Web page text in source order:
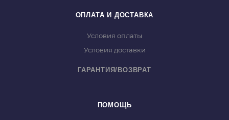
ОПЛАТА И ДОСТАВКА
Условия оплаты
Условия доставки
ГАРАНТИЯ/ВОЗВРАТ
ПОМОЩЬ